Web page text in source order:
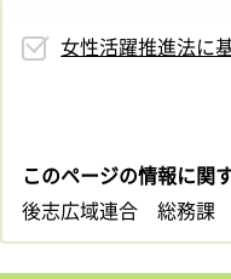
女性活躍推進法に
このページの情報に関
後志広域連合 総務課